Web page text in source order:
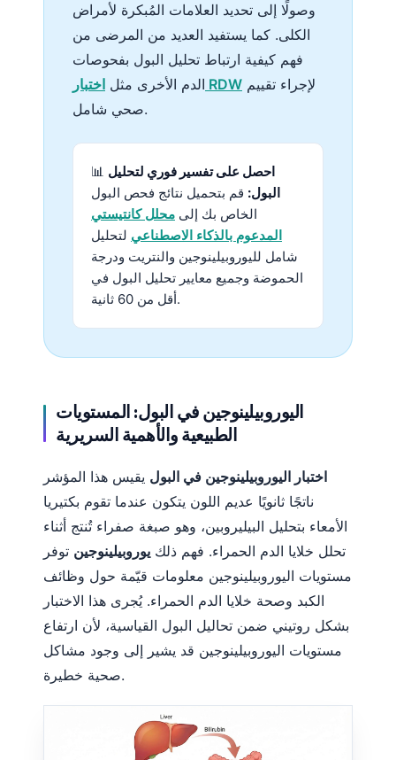
وصولًا إلى تحديد العلامات المُبكرة لأمراض
الكلى. كما يستفيد العديد من المرضى من
فهم كيفية ارتباط تحليل البول بفحوصات
الدم الأخرى مثل اختبار RDW
صحي شامل.
📊 احصل على تفسير فوري لتحليل
البول: قم بتحميل نتائج فحص البول
الخاص بك إلى محلل كانتيستي
المدعوم بالذكاء الاصطناعي لتحليل
شامل لليوروبيلينوجين والنتريت ودرجة
الحموضة وجميع معايير تحليل البول في
أقل من 60 ثانية.
اليوروبيلينوجين في البول: المستويات
الطبيعية والأهمية السريرية
اختبار اليوروبيلينوجين في البول يقيس هذا المؤشر
ناتجًا ثانويًا عديم اللون يتكون عندما تقوم بكتيريا
الأمعاء بتحليل البيليروبين، وهو صبغة صفراء تُنتج أثناء
تحلل خلايا الدم الحمراء. فهم ذلك يوروبيلينوجين توفر
مستويات اليوروبيلينوجين معلومات قيّمة حول وظائف
الكبد وصحة خلايا الدم الحمراء. يُجرى هذا الاختبار
بشكل روتيني ضمن تحاليل البول القياسية، لأن ارتفاع
مستويات اليوروبيلينوجين قد يشير إلى وجود مشاكل
صحية خطيرة.